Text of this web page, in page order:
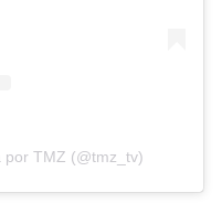
por TMZ (@tmz_tv)